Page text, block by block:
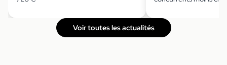
Voir toutes les actualités